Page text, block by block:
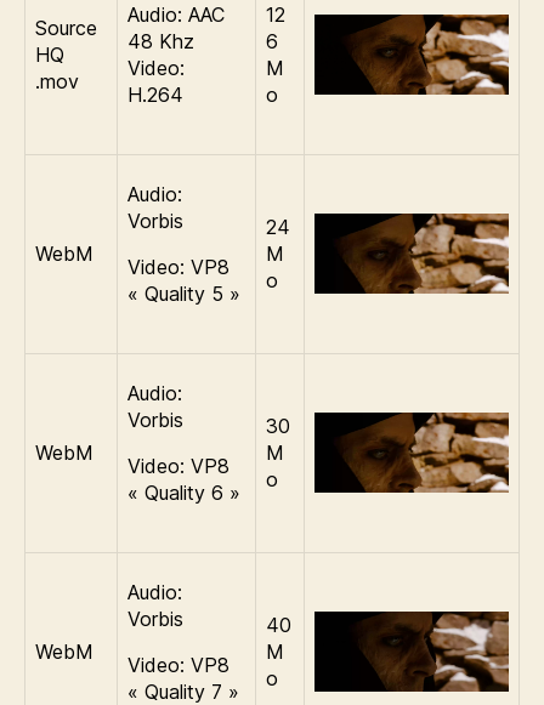
Source
HQ
.mov
Audio: AAC
48 Khz
Video:
H.264
12
6
M
o
WebM
Audio:
Vorbis
Video: VP8
« Quality 5 »
24
M
o
WebM
Audio:
Vorbis
Video: VP8
« Quality 6 »
30
M
o
WebM
Audio:
Vorbis
Video: VP8
« Quality 7 »
40
M
o